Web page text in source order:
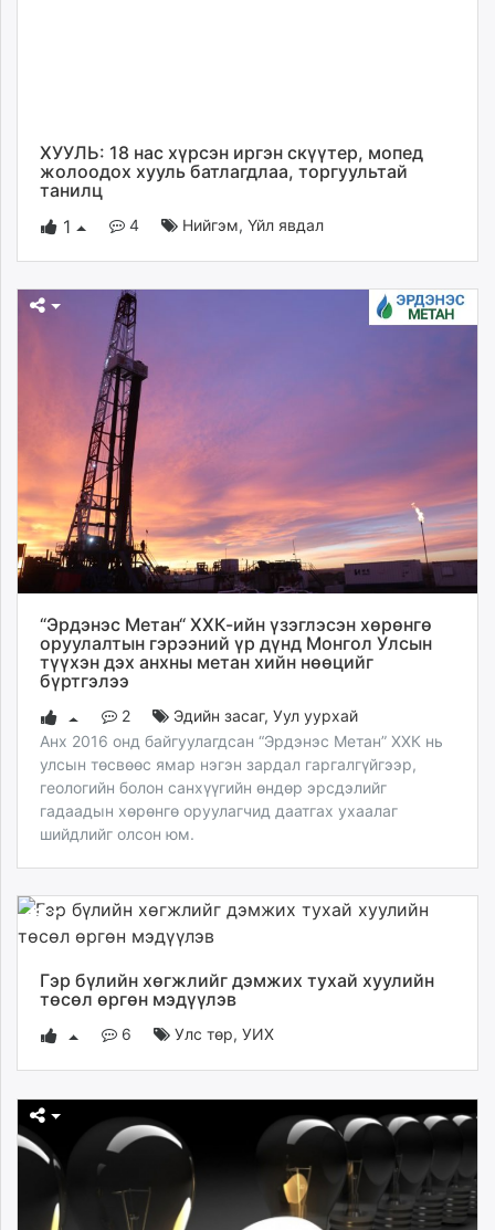
ХУУЛЬ: 18 нас хүрсэн иргэн скүүтер, мопед
жолоодох хууль батлагдлаа, торгуультай
танилц
1
4 Нийгэм,Үйл явдал
“Эрдэнэс Метан“ ХХК-ийн үзэглэсэн хөрөнгө
оруулалтын гэрээний үр дүнд Монгол Улсын
түүхэн дэх анхны метан хийн нөөцийг
бүртгэлээ
2 Эдийн засаг,Уул уурхай
Анх 2016 онд байгуулагдсан “Эрдэнэс Метан” ХХК нь
улсын төсвөөс ямар нэгэн зардал гаргалгүйгээр,
геологийн болон санхүүгийн өндөр эрсдэлийг
гадаадын хөрөнгө оруулагчид даатгах ухаалаг
шийдлийг олсон юм.
Гэр бүлийн хөгжлийг дэмжих тухай хуулийн
төсөл өргөн мэдүүлэв
6 Улс төр,УИХ